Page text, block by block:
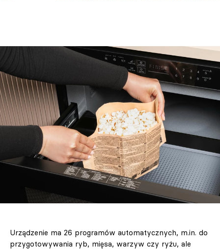
Urządzenie ma 26 programów automatycznych, m.in. do
przygotowywania ryb, mięsa, warzyw czy ryżu, ale